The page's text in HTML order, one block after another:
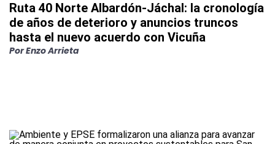
Ruta 40 Norte Albardón-Jáchal: la cronología
de años de deterioro y anuncios truncos
hasta el nuevo acuerdo con Vicuña
PorEnzo Arrieta